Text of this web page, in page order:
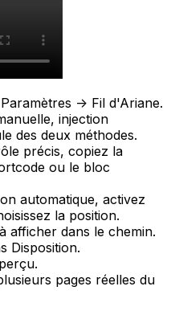
-> Fil d'Ariane.
injection
des deux méthodes.
précis, copiez la
ou le bloc
automatique, activez
la position.
afficher dans le chemin.
Disposition.
.
pages réelles du